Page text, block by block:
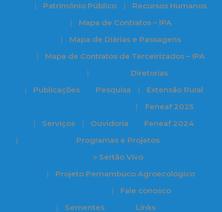
Patrimônio Público
Recursos Humanos
Mapa de Contratos – IPA
Mapa de Diárias e Passagens
Mapa de Contratos de Terceirizados – IPA
Publicações
Diretorias
Pesquisa
Extensão Rural
Serviços Ouvidoria
Feneaf 2025
Feneaf 2024
Programas e Projetos
» Sertão Vivo
Projeto Pernambuco Agroecológico
Sementes
Fale conosco
Links